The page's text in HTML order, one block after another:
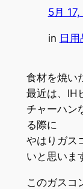
5月
in 日用
食材を焼い
最近は、IH
チャーハン
る際に
やはりガス
いと思いま
このガスコ